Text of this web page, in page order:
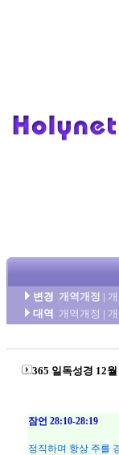
변경 개역개정 |
대역
개역개정 |
365 일독성경 12
잠언 28:10-28:19
정직하며 항상 주를